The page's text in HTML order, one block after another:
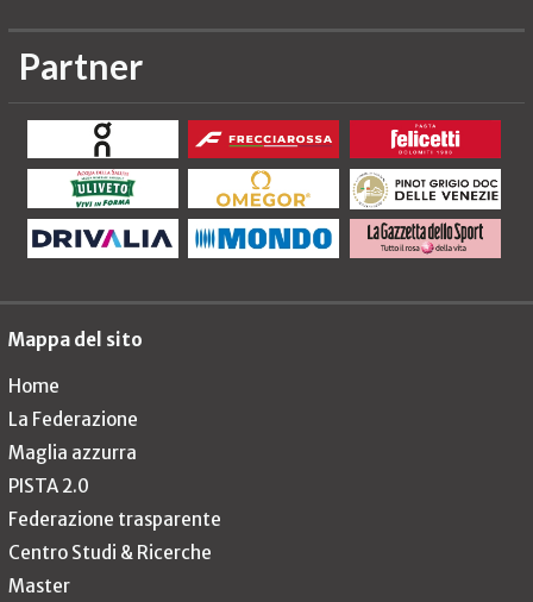
Partner
Mappa del sito
Home
La Federazione
Maglia azzurra
PISTA 2.0
Federazione trasparente
Centro Studi & Ricerche
Master